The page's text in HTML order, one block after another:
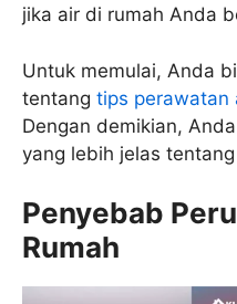
jika air di rumah Anda
Untuk memulai, Anda
tentang tips perawatan
Dengan demikian,
yang lebih jelas
Penyebab
Rumah